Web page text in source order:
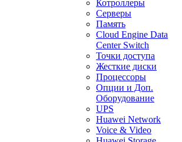
Котроллеры
Серверы
Память
Cloud Engine Data
Center Switch
Точки доступа
Жесткие диски
Процессоры
Опции и Доп.
Оборудование
UPS
Huawei Network
Voice & Video